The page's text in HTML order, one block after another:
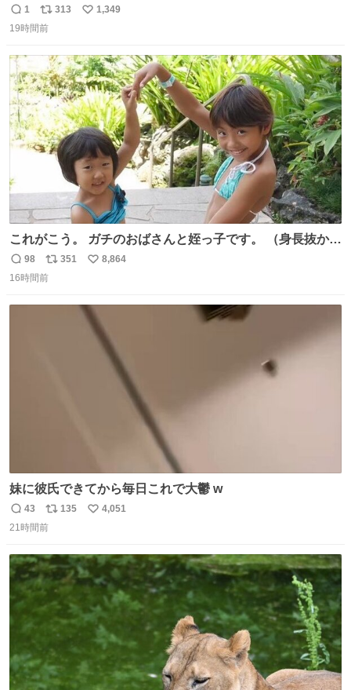
ください。
返
信
1
リ
ポ
ト
数
313
い
数
1,349
19時間前
これがこう。 ガチのおばさんと姪っ子です。 （身長抜かさ
返
信
98
リ
ポ
351
い
数
8,864
16時間前
妹に彼氏できてから毎日これで大鬱 w
返
信
43
リ
ポ
ト
数
135
い
数
4,051
21時間前